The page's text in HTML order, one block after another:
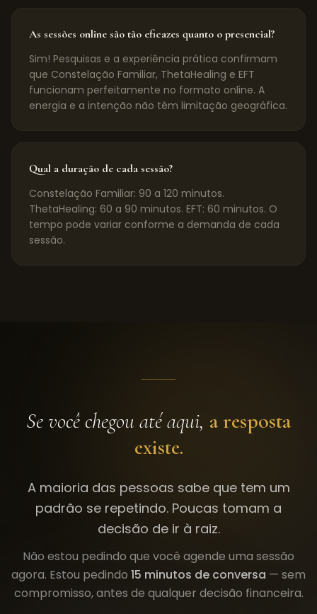
As sessões online são tão eficazes quanto o presencial?
Sim! Pesquisas e a experiência prática confirmam
que Constelação Familiar, ThetaHealing e EFT
funcionam perfeitamente no formato online. A
energia e a intenção não têm limitação geográfica.
Qual a duração de cada sessão?
Constelação Familiar: 90 a 120 minutos.
ThetaHealing: 60 a 90 minutos. EFT: 60 minutos. O
tempo pode variar conforme a demanda de cada
sessão.
Se você chegou até aqui, a resposta
existe.
A maioria das pessoas sabe que tem um
padrão se repetindo. Poucas tomam a
decisão de ir à raiz.
Não estou pedindo que você agende uma sessão
agora. Estou pedindo 15 minutos de conversa — sem
compromisso, antes de qualquer decisão financeira.